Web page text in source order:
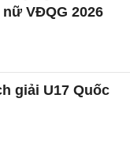
VĐQG 2026
giải U17 Quốc